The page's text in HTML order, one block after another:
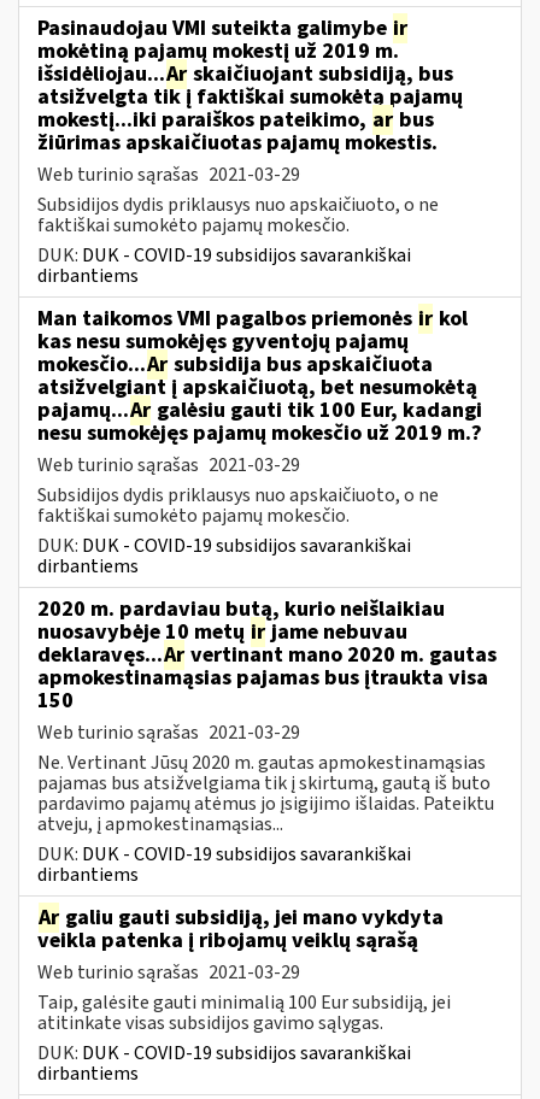
Pasinaudojau VMI suteikta galimybe ir
mokėtiną pajamų mokestį už 2019 m.
išsidėliojau...Ar skaičiuojant subsidiją, bus
atsižvelgta tik į faktiškai sumokėtą pajamų
mokestį...iki paraiškos pateikimo, ar bus
žiūrimas apskaičiuotas pajamų mokestis.
Web turinio sąrašas 2021-03-29
Subsidijos dydis priklausys nuo apskaičiuoto, o ne
faktiškai sumokėto pajamų mokesčio.
DUK: DUK - COVID-19 subsidijos savarankiškai
dirbantiems
Man taikomos VMI pagalbos priemonės ir kol
kas nesu sumokėjęs gyventojų pajamų
mokesčio...Ar subsidija bus apskaičiuota
atsižvelgiant į apskaičiuotą, bet nesumokėtą
pajamų...Ar galėsiu gauti tik 100 Eur, kadangi
nesu sumokėjęs pajamų mokesčio už 2019 m.?
Web turinio sąrašas 2021-03-29
Subsidijos dydis priklausys nuo apskaičiuoto, o ne
faktiškai sumokėto pajamų mokesčio.
DUK: DUK - COVID-19 subsidijos savarankiškai
dirbantiems
2020 m. pardaviau butą, kurio neišlaikiau
nuosavybėje 10 metų irjame nebuvau
deklaravęs...Ar vertinant mano 2020 m. gautas
apmokestinamąsias pajamas bus įtraukta visa
150
Web turinio sąrašas 2021-03-29
Ne. Vertinant Jūsų 2020 m. gautas apmokestinamąsias
pajamas bus atsižvelgiama tik į skirtumą, gautą iš buto
pardavimo pajamų atėmus jo įsigijimo išlaidas. Pateiktu
atveju, į apmokestinamąsias...
DUK: DUK - COVID-19 subsidijos savarankiškai
dirbantiems
Ar galiu gauti subsidiją, jei mano vykdyta
veikla patenka į ribojamų veiklų sąrašą
Web turinio sąrašas 2021-03-29
Taip, galėsite gauti minimalią 100 Eur subsidiją, jei
atitinkate visas subsidijos gavimo sąlygas.
DUK: DUK - COVID-19 subsidijos savarankiškai
dirbantiems